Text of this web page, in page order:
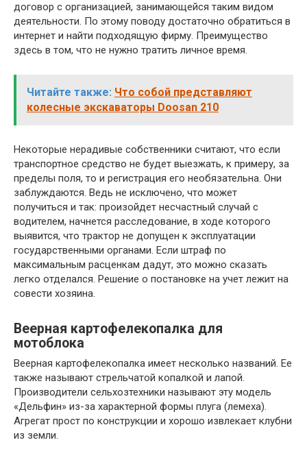
договор с организацией, занимающейся таким видом
деятельности. По этому поводу достаточно обратиться в
интернет и найти подходящую фирму. Преимущество
здесь в том, что не нужно тратить личное время.
Читайте также: Что собой представляют
колесные экскаваторы Doosan 210
Некоторые нерадивые собственники считают, что если
транспортное средство не будет выезжать, к примеру, за
пределы поля, то и регистрация его необязательна. Они
заблуждаются. Ведь не исключено, что может
получиться и так: произойдет несчастный случай с
водителем, начнется расследование, в ходе которого
выявится, что трактор не допущен к эксплуатации
государственными органами. Если штраф по
максимальным расценкам дадут, это можно сказать
легко отделался. Решение о постановке на учет лежит на
совести хозяина.
Веерная картофелекопалка для
мотоблока
Веерная картофелекопалка имеет несколько названий. Ее
также называют стрельчатой копалкой и лапой.
Производители сельхозтехники называют эту модель
«Дельфин» из-за характерной формы плуга (лемеха).
Агрегат прост по конструкции и хорошо извлекает клубни
из земли.